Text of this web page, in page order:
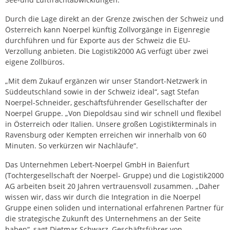
Durch die Lage direkt an der Grenze zwischen der Schweiz und
Österreich kann Noerpel künftig Zollvorgänge in Eigenregie
durchführen und für Exporte aus der Schweiz die EU-
Verzollung anbieten. Die Logistik2000 AG verfügt über zwei
eigene Zollbüros.
„Mit dem Zukauf ergänzen wir unser Standort-Netzwerk in
Süddeutschland sowie in der Schweiz ideal“, sagt Stefan
Noerpel-Schneider, geschäftsführender Gesellschafter der
Noerpel Gruppe. „Von Diepoldsau sind wir schnell und flexibel
in Österreich oder Italien. Unsere großen Logistikterminals in
Ravensburg oder Kempten erreichen wir innerhalb von 60
Minuten. So verkürzen wir Nachläufe“.
Das Unternehmen Lebert-Noerpel GmbH in Baienfurt
(Tochtergesellschaft der Noerpel- Gruppe) und die Logistik2000
AG arbeiten bseit 20 Jahren vertrauensvoll zusammen. „Daher
wissen wir, dass wir durch die Integration in die Noerpel
Gruppe einen soliden und international erfahrenen Partner für
die strategische Zukunft des Unternehmens an der Seite